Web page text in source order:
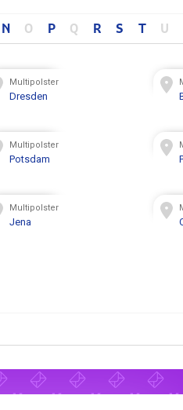
N O P Q R S T U
Multipolster
Dresden
Multipolster
Potsdam
Multipolster
Jena